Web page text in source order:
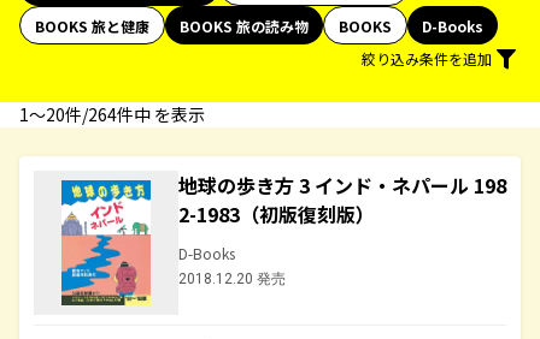
BOOKS 旅と健康
BOOKS 旅の読み物 BOOKS
D-Books
絞り込み条件を追加
1〜20件/264件中 を表示
地球の歩き方 3 インド・ネパール 198
2-1983（初版復刻版）
D-Books
2018.12.20 発売